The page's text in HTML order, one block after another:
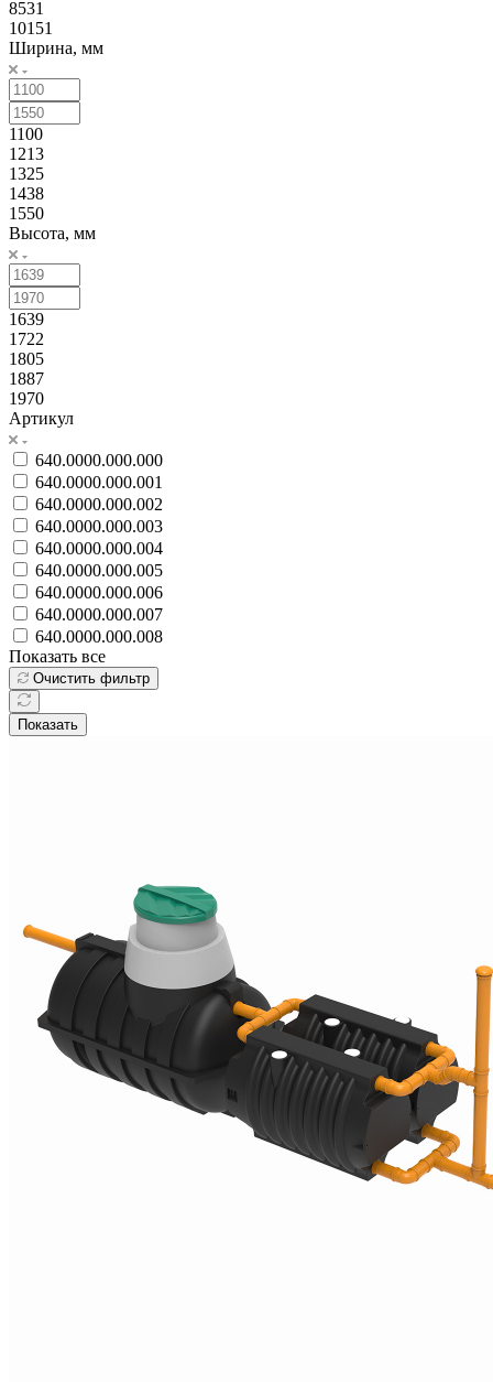
8531
10151
Ширина, мм
1100
1213
1325
1438
1550
Высота, мм
1639
1722
1805
1887
1970
Артикул
640.0000.000.000
640.0000.000.001
640.0000.000.002
640.0000.000.003
640.0000.000.004
640.0000.000.005
640.0000.000.006
640.0000.000.007
640.0000.000.008
Показать все
Очистить фильтр
Показать